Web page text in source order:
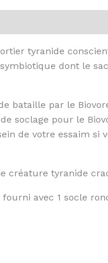
tyranide
dont le
bataille par le
soclage pour le
de votre essaim si
créature tyranide
avec 1 socle